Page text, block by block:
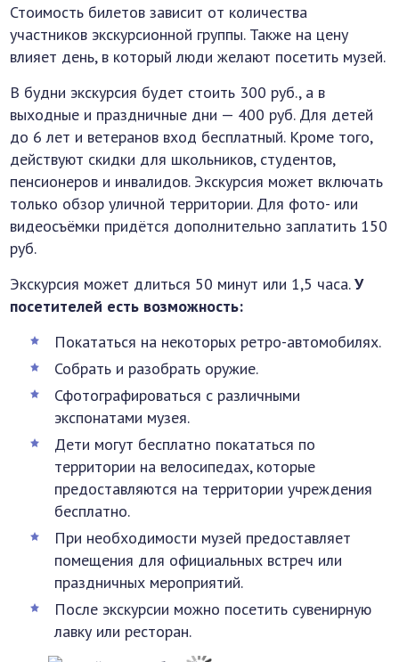
Стоимость билетов зависит от количества
участников экскурсионной группы. Также на цену
влияет день, в который люди желают посетить музей.
В будни экскурсия будет стоить 300 руб., а в
выходные и праздничные дни — 400 руб. Для детей
до 6 лет и ветеранов вход бесплатный. Кроме того,
действуют скидки для школьников, студентов,
пенсионеров и инвалидов. Экскурсия может включать
только обзор уличной территории. Для фото- или
видеосъёмки придётся дополнительно заплатить 150
руб.
Экскурсия может длиться 50 минут или 1,5 часа.У
посетителей есть возможность:
Покататься на некоторых ретро-автомобилях.
Собрать и разобрать оружие.
Сфотографироваться с различными
экспонатами музея.
Дети могут бесплатно покататься по
территории на велосипедах, которые
предоставляются на территории учреждения
бесплатно.
При необходимости музей предоставляет
помещения для официальных встреч или
праздничных мероприятий.
После экскурсии можно посетить сувенирную
лавку или ресторан.